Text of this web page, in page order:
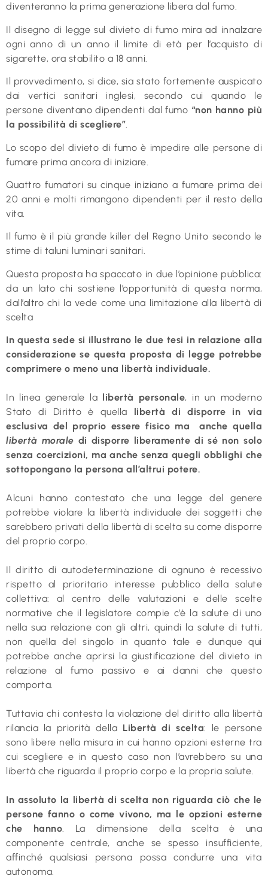
diventeranno la prima generazione libera dal fumo.
Il disegno di legge sul divieto di fumo mira ad innalzare
ogni anno di un anno il limite di età per l’acquisto di
sigarette, ora stabilito a 18 anni.
Il provvedimento, si dice, sia stato fortemente auspicato
dai vertici sanitari inglesi, secondo cui quando le
persone diventano dipendenti dal fumo “non hanno più
la possibilità di scegliere”.
Lo scopo del divieto di fumo è impedire alle persone di
fumare prima ancora di iniziare.
Quattro fumatori su cinque iniziano a fumare prima dei
20 anni e molti rimangono dipendenti per il resto della
vita.
Il fumo è il più grande killer del Regno Unito secondo le
stime di taluni luminari sanitari.
Questa proposta ha spaccato in due l’opinione pubblica:
da un lato chi sostiene l’opportunità di questa norma,
dall’altro chi la vede come una limitazione alla libertà di
scelta
In questa sede si illustrano le due tesi in relazione alla
considerazione se questa proposta di legge potrebbe
comprimere o meno una libertà individuale.
In linea generale la libertà personale, in un moderno
Stato di Diritto è quella libertà di disporre in via
esclusiva del proprio essere fisico ma anche quella
libertà morale di disporre liberamente di sé non solo
senza coercizioni, ma anche senza quegli obblighi che
sottopongano la persona all’altrui potere.
Alcuni hanno contestato che una legge del genere
potrebbe violare la libertà individuale dei soggetti che
sarebbero privati della libertà di scelta su come disporre
del proprio corpo.
Il diritto di autodeterminazione di ognuno è recessivo
rispetto al prioritario interesse pubblico della salute
collettiva: al centro delle valutazioni e delle scelte
normative che il legislatore compie c’è la salute di uno
nella sua relazione con gli altri, quindi la salute di tutti,
non quella del singolo in quanto tale e dunque qui
potrebbe anche aprirsi la giustificazione del divieto in
relazione al fumo passivo e ai danni che questo
comporta.
Tuttavia chi contesta la violazione del diritto alla libertà
rilancia la priorità della Libertà di scelta: le persone
sono libere nella misura in cui hanno opzioni esterne tra
cui scegliere e in questo caso non l’avrebbero su una
libertà che riguarda il proprio corpo e la propria salute.
In assoluto la libertà di scelta non riguarda ciò che le
persone fanno o come vivono, ma le opzioni esterne
che hanno. La dimensione della scelta è una
componente centrale, anche se spesso insufficiente,
affinché qualsiasi persona possa condurre una vita
autonoma.